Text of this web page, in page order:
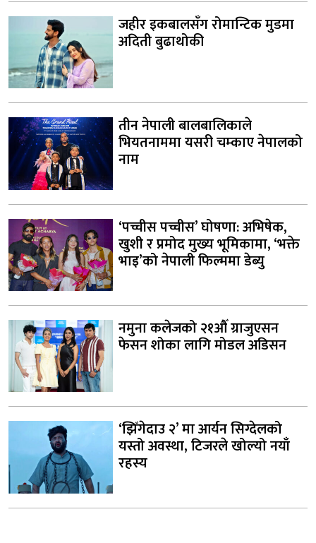
जहीर इकबालसँग रोमान्टिक मुडमा
अदिती बुढाथोकी
तीन नेपाली बालबालिकाले
भियतनाममा यसरी चम्काए नेपालको
नाम
‘पच्चीस पच्चीस’ घोषणा: अभिषेक,
खुशी र प्रमोद मुख्य भूमिकामा, ‘भक्ते
भाइ’को नेपाली फिल्ममा डेब्यु
नमुना कलेजको २१औँ ग्राजुएसन
फेसन शोका लागि मोडल अडिसन
‘झिँगेदाउ २’ मा आर्यन सिग्देलको
यस्तो अवस्था, टिजरले खोल्यो नयाँ
रहस्य